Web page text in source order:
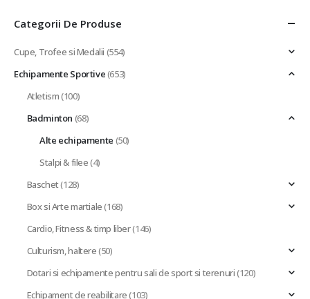
Categorii De Produse
Cupe, Trofee si Medalii (554)
Echipamente Sportive(653)
Atletism(100)
Badminton (68)
Alte echipamente (50)
Stalpi & filee(4)
Baschet(128)
Box si Arte martiale(168)
Cardio, Fitness & timp liber(146)
Culturism, haltere(50)
Dotari si echipamente pentru sali de sport si terenuri(120)
Echipament de reabilitare(103)